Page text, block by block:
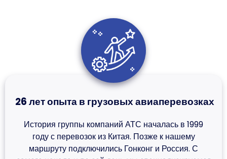
26 лет опыта в грузовых авиаперевозках
История группы компаний АТС началась в 1999
году с перевозок из Китая. Позже к нашему
маршруту подключились Гонконг и Россия. С